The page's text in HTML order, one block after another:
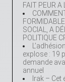
FAIT PEUR A
SOCIAL, A
POLITIQUE
explose : 19
demande
annuel
Irak –